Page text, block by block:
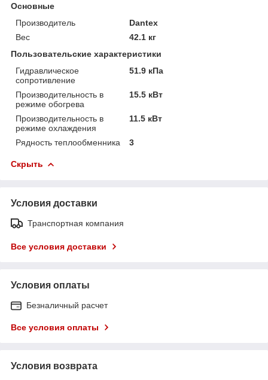
Основные
Производитель
Dantex
Вес
42.1 кг
Пользовательские характеристики
Гидравлическое
сопротивление
51.9 кПа
Производительность в
режиме обогрева
15.5 кВт
Производительность в
режиме охлаждения
11.5 кВт
Рядность теплообменника 3
Скрыть
Условия доставки
Транспортная компания
Все условия доставки
Условия оплаты
Безналичный расчет
Все условия оплаты
Условия возврата